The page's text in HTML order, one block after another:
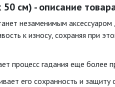
см) - описание
незаменимым
к износу, сохраняя при
процесс гадания еще более
его сохранность и